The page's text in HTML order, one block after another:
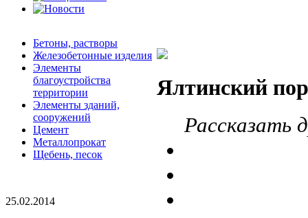
Бетоны, растворы
Железобетонные изделия
Элементы
благоустройства
территории
Элементы зданий,
сооружений
Цемент
Металлопрокат
Щебень, песок
25.02.2014
Ялтинский
Рассказать